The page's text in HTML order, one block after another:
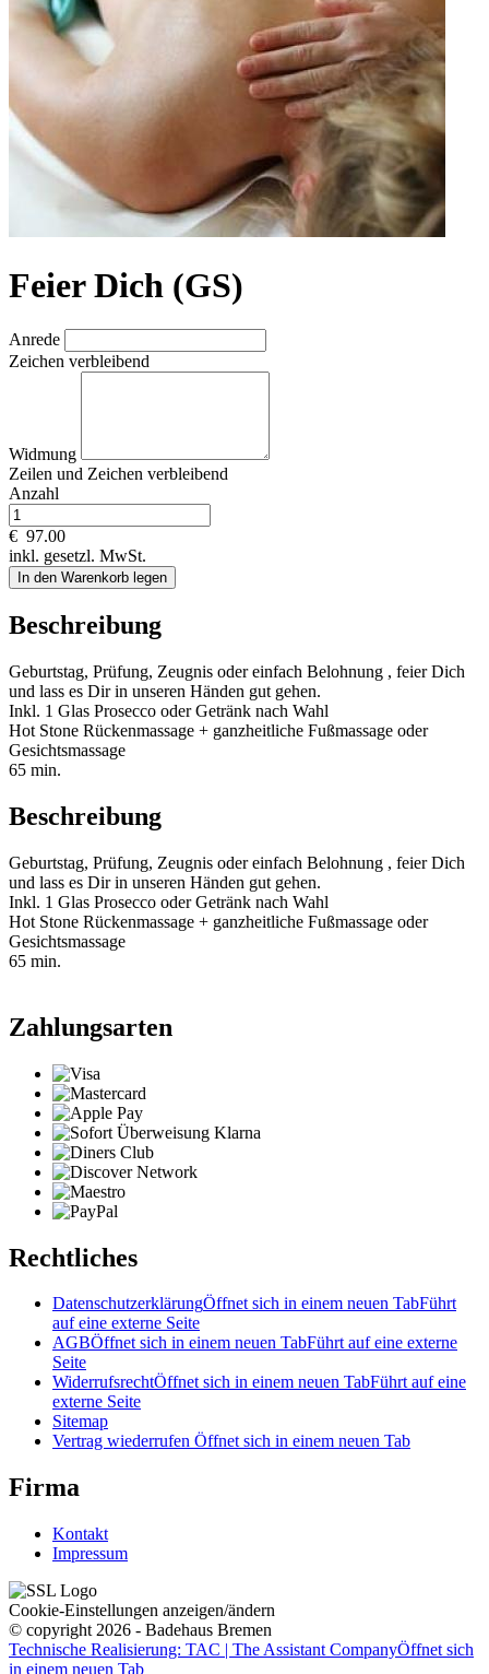
Feier Dich (GS)
Anrede
Zeichen verbleibend
Widmung
Zeilen und Zeichen verbleibend
Anzahl
€ 97.00
inkl. gesetzl. MwSt.
In den Warenkorb legen
Beschreibung
Geburtstag, Prüfung, Zeugnis oder einfach Belohnung , feier Dich
und lass es Dir in unseren Händen gut gehen.
Inkl. 1 Glas Prosecco oder Getränk nach Wahl
Hot Stone Rückenmassage + ganzheitliche Fußmassage oder
Gesichtsmassage
65 min.
Beschreibung
Geburtstag, Prüfung, Zeugnis oder einfach Belohnung , feier Dich
und lass es Dir in unseren Händen gut gehen.
Inkl. 1 Glas Prosecco oder Getränk nach Wahl
Hot Stone Rückenmassage + ganzheitliche Fußmassage oder
Gesichtsmassage
65 min.
Zahlungsarten
Rechtliches
DatenschutzerklärungÖffnet sich in einem neuen TabFührt
auf eine externe Seite
AGBÖffnet sich in einem neuen TabFührt auf eine externe
Seite
WiderrufsrechtÖffnet sich in einem neuen TabFührt auf eine
externe Seite
Sitemap
Vertrag wiederrufen Öffnet sich in einem neuen Tab
Firma
Kontakt
Impressum
Cookie-Einstellungen anzeigen/ändern
© copyright 2026 - Badehaus Bremen
Technische Realisierung: TAC | The Assistant CompanyÖffnet sich
in einem neuen Tab